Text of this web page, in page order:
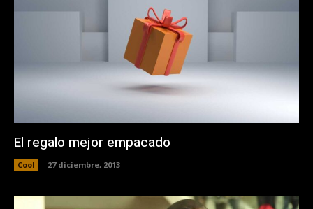
El regalo mejor empacado
Cool 27 diciembre, 2013